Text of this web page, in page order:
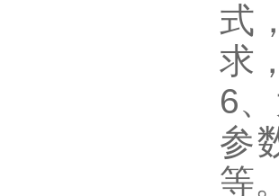
式
求
6
参
等